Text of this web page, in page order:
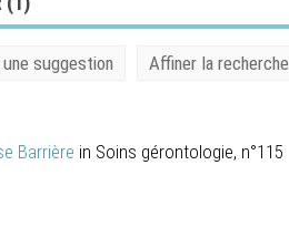
une suggestion Affiner la recherche
Barrière in Soins gérontologie, n°115